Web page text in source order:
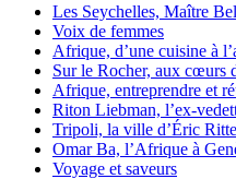
Les Seychelles, Maître
Voix de femmes
Afrique, d’une cuisine à
Sur le Rocher, aux cœurs
Afrique, entreprendre et
Riton Liebman, l’ex-
Tripoli, la ville d’Éric
Omar Ba, l’Afrique à
Voyage et saveurs